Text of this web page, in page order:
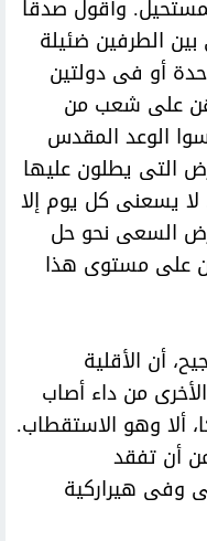
وأقول صدقا
الطرفين ضئيلة
أو فى دولتين
على شعب من
الوعد المقدس
التى يطلون عليها
يسعنى كل يوم إلا
السعى نحو حل
على مستوى هذا
أن الأقلية
من داء أصاب
ألا وهو الاستقطاب.
أن تفقد
وفى هيراركية